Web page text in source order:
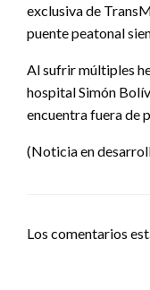
exclusiva de
puente peatonal
Al sufrir múltiples
hospital Simón
encuentra fuera de
(Noticia en
Los comentarios